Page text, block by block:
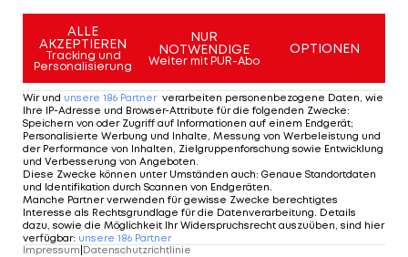
haben die ÖFB-Kicker im
Ausland performt
International
Die 50 teuersten ÖFB-Transfers aller
Zeiten
ALLE
AKZEPTIEREN
Tracking und
Personalisierung
NUR
NOTWENDIGE
Weiter mit PUR-Abo
OPTIONEN
Wir und unsere 186 Partner verarbeiten personenbezogene Daten, wie
Ihre IP-Adresse und Browser-Attribute für die folgenden Zwecke:
Speichern von oder Zugriff auf Informationen auf einem Endgerät;
Personalisierte Werbung und Inhalte, Messung von Werbeleistung und
der Performance von Inhalten, Zielgruppenforschung sowie Entwicklung
und Verbesserung von Angeboten.
Diese Zwecke können unter Umständen auch: Genaue Standortdaten
und Identifikation durch Scannen von Endgeräten.
Manche Partner verwenden für gewisse Zwecke berechtigtes
Interesse als Rechtsgrundlage für die Datenverarbeitung. Details
dazu, sowie die Möglichkeit Ihr Widerspruchsrecht auszuüben, sind hier
verfügbar: unsere 186 Partner
Impressum Datenschutzrichtlinie